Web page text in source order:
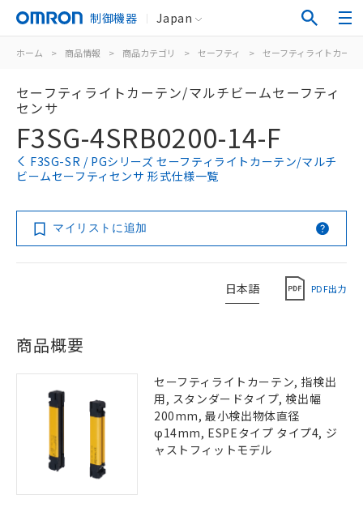
制御機器 Japan
ホーム > 商品情報 > 商品カテゴリ > セーフティ > セーフティライトカー
セーフティライトカーテン/マルチビームセーフティ
センサ
F3SG-4SRB0200-14-F
F3SG-SR / PGシリーズ セーフティライトカーテン/マルチ
ビームセーフティセンサ 形式仕様一覧
マイリストに追加
日本語 PDF出力
商品概要
セーフティライトカーテン, 指検出
用, スタンダードタイプ, 検出幅
200mm, 最小検出物体直径
φ14mm, ESPEタイプ タイプ4, ジ
ャストフィットモデル